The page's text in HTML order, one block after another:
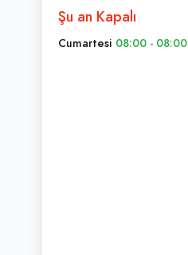
Şu an Kapalı
Cumartesi 08:00 - 08:00